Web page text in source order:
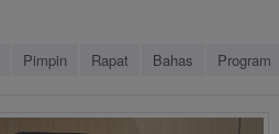
Pimpin Rapat Bahas Program